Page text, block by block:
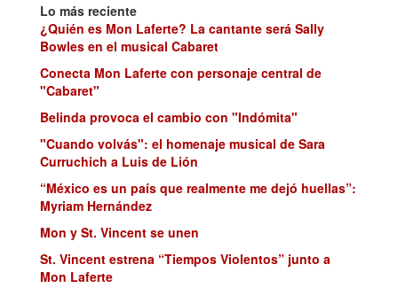
Lo más reciente
¿Quién es Mon Laferte? La cantante será Sally
Bowles en el musical Cabaret
Conecta Mon Laferte con personaje central de
"Cabaret"
Belinda provoca el cambio con "Indómita"
"Cuando volvás": el homenaje musical de Sara
Curruchich a Luis de Lión
“México es un país que realmente me dejó huellas”:
Myriam Hernández
Mon y St. Vincent se unen
St. Vincent estrena “Tiempos Violentos” junto a
Mon Laferte